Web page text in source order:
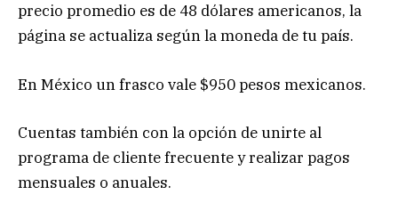
precio promedio es de 48 dólares americanos, la
página se actualiza según la moneda de tu país.
En México un frasco vale $950 pesos mexicanos.
Cuentas también con la opción de unirte al
programa de cliente frecuente y realizar pagos
mensuales o anuales.